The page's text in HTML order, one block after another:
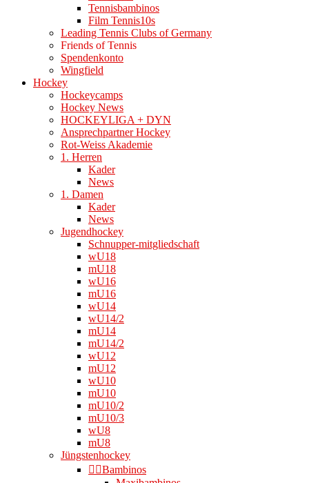
Tennisbambinos
Film Tennis10s
Leading Tennis Clubs of Germany
Friends of Tennis
Spendenkonto
Wingfield
Hockey
Hockeycamps
Hockey News
HOCKEYLIGA + DYN
Ansprechpartner Hockey
Rot-Weiss Akademie
1. Herren
Kader
News
1. Damen
Kader
News
Jugendhockey
Schnupper-mitgliedschaft
wU18
mU18
wU16
mU16
wU14
wU14/2
mU14
mU14/2
wU12
mU12
wU10
mU10
mU10/2
mU10/3
wU8
mU8
Jüngstenhockey
👉🏻Bambinos